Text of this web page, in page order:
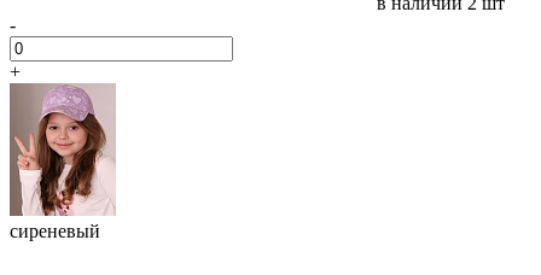
-
+
сиреневый